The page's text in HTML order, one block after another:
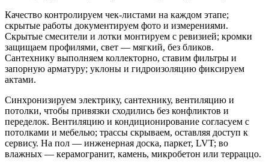
Качество контролируем чек-листами на каждом этапе;
скрытые работы документируем фото и измерениями.
Скрытые смесители и лотки монтируем с ревизией; кромки
защищаем профилями, свет — мягкий, без бликов.
Сантехнику выполняем коллекторно, ставим фильтры и
запорную арматуру; уклоны и гидроизоляцию фиксируем
актами.
Синхронизируем электрику, сантехнику, вентиляцию и
потолки, чтобы привязки сходились без конфликтов и
переделок. Вентиляцию и кондиционирование согласуем с
потолками и мебелью; трассы скрываем, оставляя доступ к
сервису. На пол — инженерная доска, паркет, LVT; во
влажных — керамогранит, камень, микробетон или терраццо.